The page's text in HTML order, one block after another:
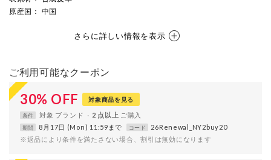
原産国 ： 中国
さらに詳しい情報を表示
ご利用可能なクーポン
30% OFF 対象商品を見る
条件 対象 ブランド 2 点以上
期間 8月17日 (Mon) 11:59まで コード
26Renewal_NY2buy20
※返品により条件を満たさない場合、割引は無効になります